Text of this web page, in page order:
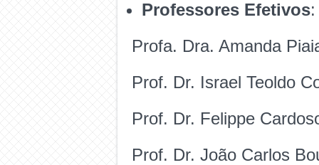
Professores Efetivos:
Profa. Dra. Amanda
Prof. Dr. Israel Teoldo
Prof. Dr. Felippe
Prof. Dr. João Carlos